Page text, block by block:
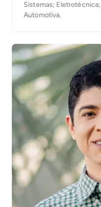
Sistemas;
Automotiva.